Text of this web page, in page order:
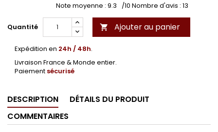
Note moyenne : 9.3 /10 Nombre d'avis : 13
Quantité  Ajouter au panier
Expédition en 24h / 48h.
Livraison France & Monde entier.
Paiement sécurisé
DESCRIPTION
DÉTAILS DU PRODUIT
COMMENTAIRES